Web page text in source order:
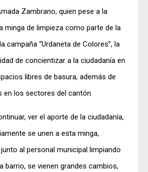
Zambrano, quien pese a la
minga de limpieza como parte de la
campaña “Urdaneta de Colores”, la
de concientizar a la ciudadanía en
libres de basura, además de
en los sectores del cantón.
ver el aporte de la ciudadanía,
se unen a esta minga,
al personal municipal limpiando
barrio, se vienen grandes cambios,